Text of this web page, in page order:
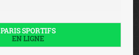
PARIS SPORTIFS
EN LIGNE